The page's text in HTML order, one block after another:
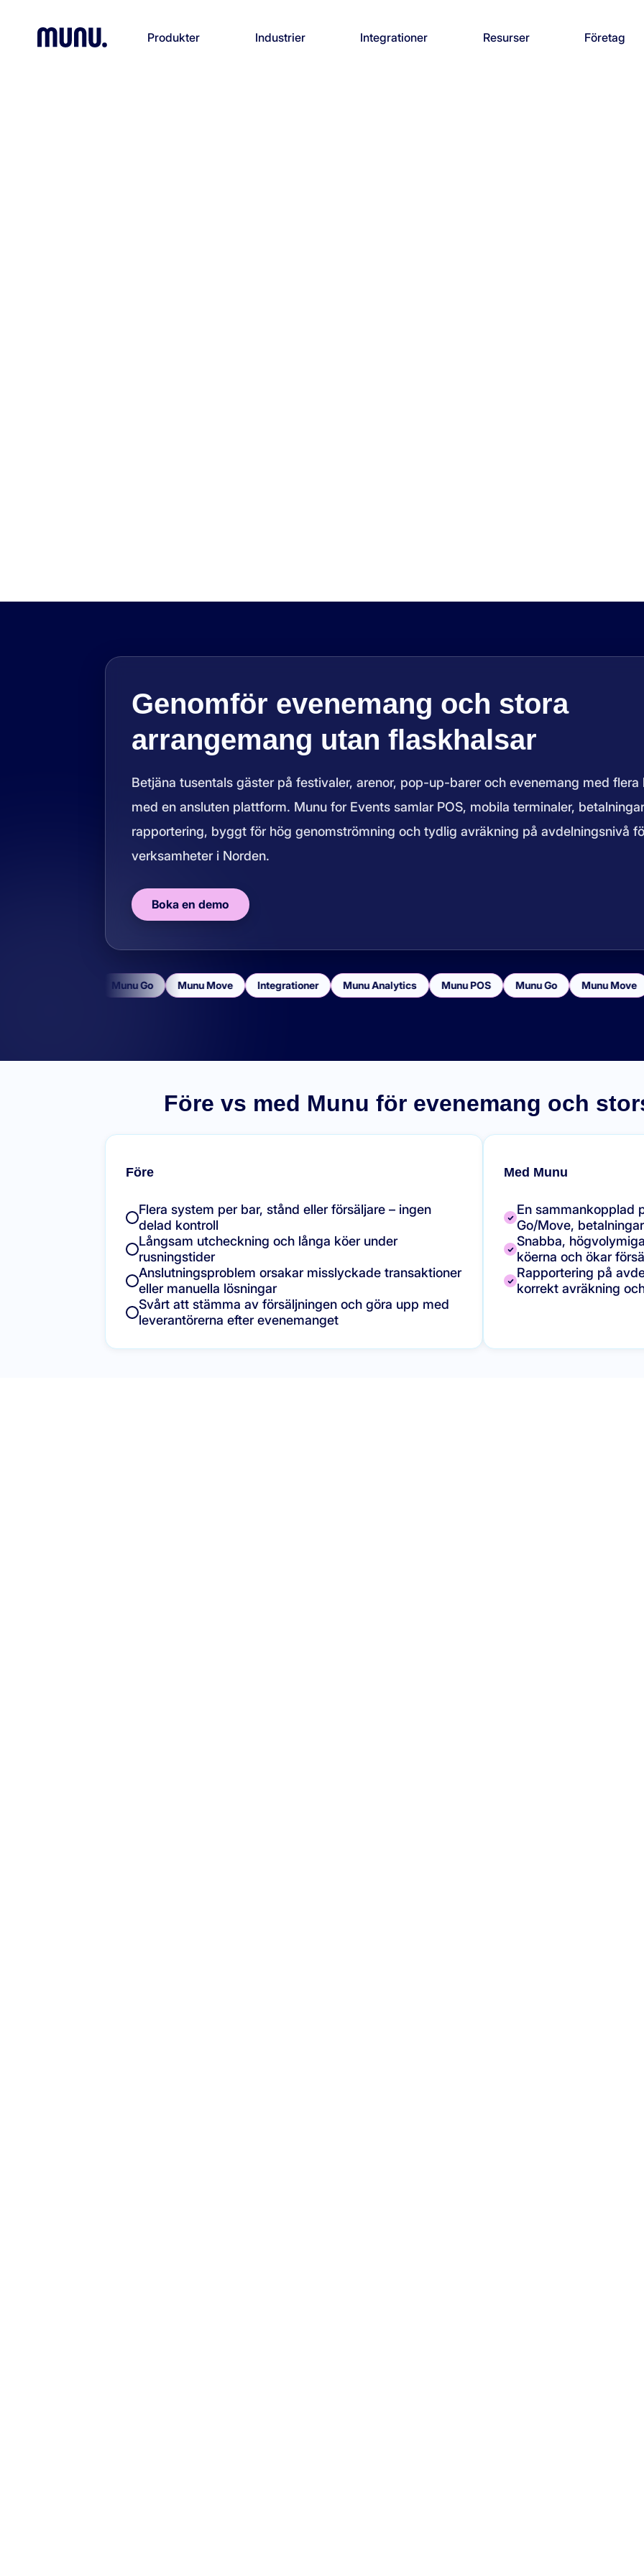
Produkter Industrier Integrationer Resurser Företag
Genomför evenemang och stora
arrangemang utan flaskhalsar
Betjäna tusentals gäster på festivaler, arenor, pop-up-barer och evenemang med flera
med en ansluten plattform. Munu for Events samlar POS, mobila terminaler,
rapportering, byggt för hög genomströmning och tydlig avräkning på avdelningsnivå
verksamheter i Norden.
Boka en demo
Munu Go Munu Move Integrationer Munu Analytics Munu POS Munu Go Munu Move
Före vs med Munu för evenemang och
Före
Flera system per bar, stånd eller försäljare – ingen
delad kontroll
Långsam utcheckning och långa köer under
rusningstider
Anslutningsproblem orsakar misslyckade transaktioner
eller manuella lösningar
Svårt att stämma av försäljningen och göra upp med
leverantörerna efter evenemanget
Med Munu
En sammankopplad
Go/Move,
Snabba,
köerna och ökar
Rapportering på
korrekt avräkning